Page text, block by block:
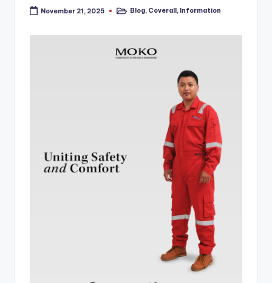
November 21, 2025
PostedBlog, Coverall, Information